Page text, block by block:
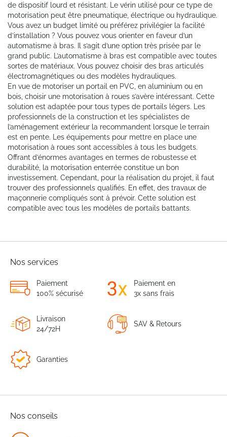
de dispositif lourd et résistant. Le vérin utilisé pour ce type de
motorisation peut être pneumatique, électrique ou hydraulique.
Vous avez un budget limité ou préférez privilégier la facilité
d’installation ? Vous pouvez vous orienter en faveur d’un
automatisme à bras. Il s’agit d’une option très prisée par le
grand public. L’automatisme à bras est compatible avec toutes
sortes de matériaux. Vous pouvez choisir des bras articulés
électromagnétiques ou des modèles hydrauliques.
En vue de motoriser un portail en PVC, en aluminium ou en
bois, choisir une motorisation à roues s’avère intéressant. Cette
solution est adaptée pour tous types de portails légers. Les
professionnels de la construction et les spécialistes de
l’aménagement extérieur la recommandent lorsque le terrain
est en pente. Les équipements pour mettre en place une
motorisation à roues sont accessibles à tous les budgets.
Offrant d’énormes avantages en termes de robustesse et
durabilité, la motorisation enterrée constitue un bon
investissement. Cependant, pour la réalisation du projet, il faut
trouver des professionnels qualifiés. En effet, des travaux de
maçonnerie compliqués sont à prévoir. Cette solution est
compatible avec tous les modèles de portails battants.
Nos services
Paiement
100% sécurisé
Paiement en
3x sans frais
Livraison
24/72H
SAV & Retours
Garanties
Nos conseils